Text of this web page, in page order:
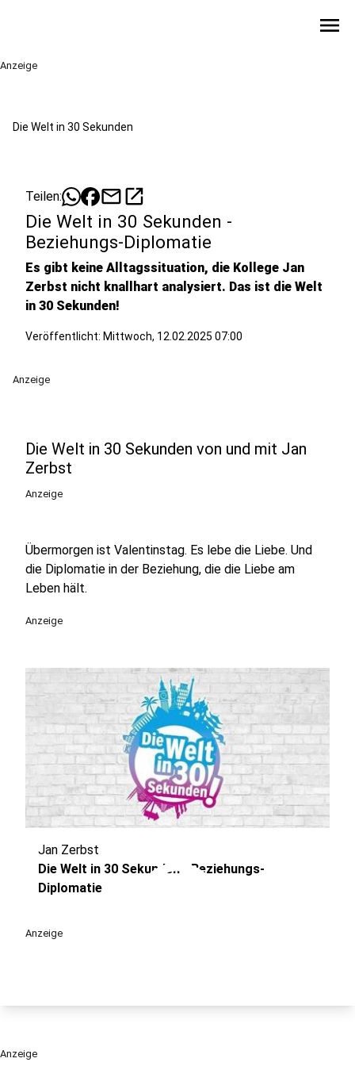
menu
Anzeige
Die Welt in 30 Sekunden
Teilen: mailopen_in_new
Die Welt in 30 Sekunden -
Beziehungs-Diplomatie
Es gibt keine Alltagssituation, die Kollege Jan
Zerbst nicht knallhart analysiert. Das ist die Welt
in 30 Sekunden!
Veröffentlicht: Mittwoch, 12.02.2025 07:00
Anzeige
Die Welt in 30 Sekunden von und mit Jan
Zerbst
Anzeige
Übermorgen ist Valentinstag. Es lebe die Liebe. Und
die Diplomatie in der Beziehung, die die Liebe am
Leben hält.
Anzeige
play_circle
Jan Zerbst
Die Welt in 30 Sekunden - Beziehungs-
Diplomatie
Anzeige
Anzeige